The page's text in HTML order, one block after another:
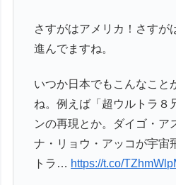
さすがはアメリカ！さすが
進んでますね。
いつか日本でもこんなこと
ね。例えば「超ウルトラ８
ンの再現とか。ダイゴ・ア
ナ・リョウ・アッコが宇宙
トラ… https://t.co/